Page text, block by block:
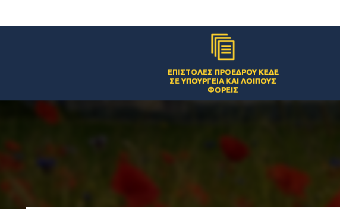
ΕΠΙΣΤΟΛΈΣ ΠΡΟΈΔΡΟΥ ΚΕΔΕ
ΣΕ ΥΠΟΥΡΓΕΊΑ ΚΑΙ ΛΟΙΠΟΎΣ
ΦΟΡΕΊΣ